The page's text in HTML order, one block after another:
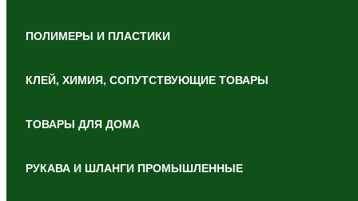
ПОЛИМЕРЫ И ПЛАСТИКИ
КЛЕЙ, ХИМИЯ, СОПУТСТВУЮЩИЕ ТОВАРЫ
ТОВАРЫ ДЛЯ ДОМА
РУКАВА И ШЛАНГИ ПРОМЫШЛЕННЫЕ